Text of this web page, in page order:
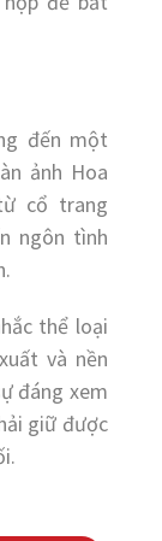
đến một
ảnh Hoa
cổ trang
ngôn tình
thể loại
và nền
đáng xem
giữ được